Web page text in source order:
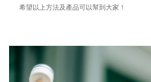
希望以上方法及產品可以幫到大家！